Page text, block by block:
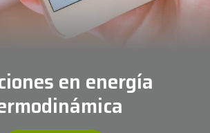
Whatsapp
en energía